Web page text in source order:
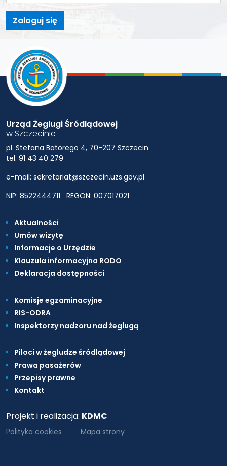
Zaloguj się
Urząd Żeglugi Śródlądowej
w Szczecinie
pl. Stefana Batorego 4, 70-207 Szczecin
tel. 91 43 40 279
e-mail: sekretariat@szczecin.uzs.gov.pl
NIP: 8522444711
REGON: 007017021
Aktualności
Umów wizytę
Informacje o Urzędzie
Klauzula informacyjna RODO
Deklaracja dostępności
Komisje egzaminacyjne
RIS-ODRA
Inspektorzy nadzoru nad żeglugą
Piloci w żegludze śródlądowej
Prawa pasażerów
Przepisy prawne
Kontakt
Projekt i realizacja: KDMC
Polityka cookies Mapa strony